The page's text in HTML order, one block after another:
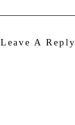
Leave A Reply